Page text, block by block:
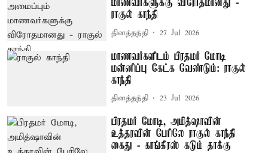
மாணவர்களுக்கு விரோதமானது -
ராகுல் காந்தி
தினத்தந்தி 27 Jul 2026
மாணவர்களிடம் பிரதமர் மோடி
மன்னிப்பு கேட்க வேண்டும்: ராகுல்
காந்தி
தினத்தந்தி 23 Jul 2026
பிரதமர் மோடி, அமித்ஷாவின்
உத்தரவின் பேரிலே ராகுல் காந்தி
கைது - காங்கிரஸ் கடும் தாக்கு